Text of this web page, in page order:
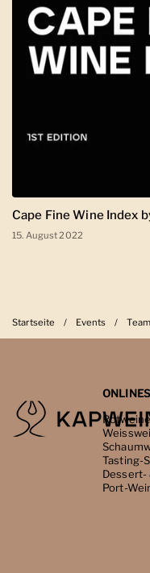
Cape Fine Wine Index
15. August 2022
Startseite / Events /
Tasting-
Dessert-
Port-